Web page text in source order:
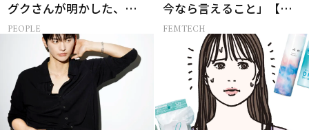
グクさんが明かした、惹
かれる人の条件とは
PEOPLE
今なら言えること」【セ
ックスレス AND THE
CITY -女たちの告白-】
FEMTECH